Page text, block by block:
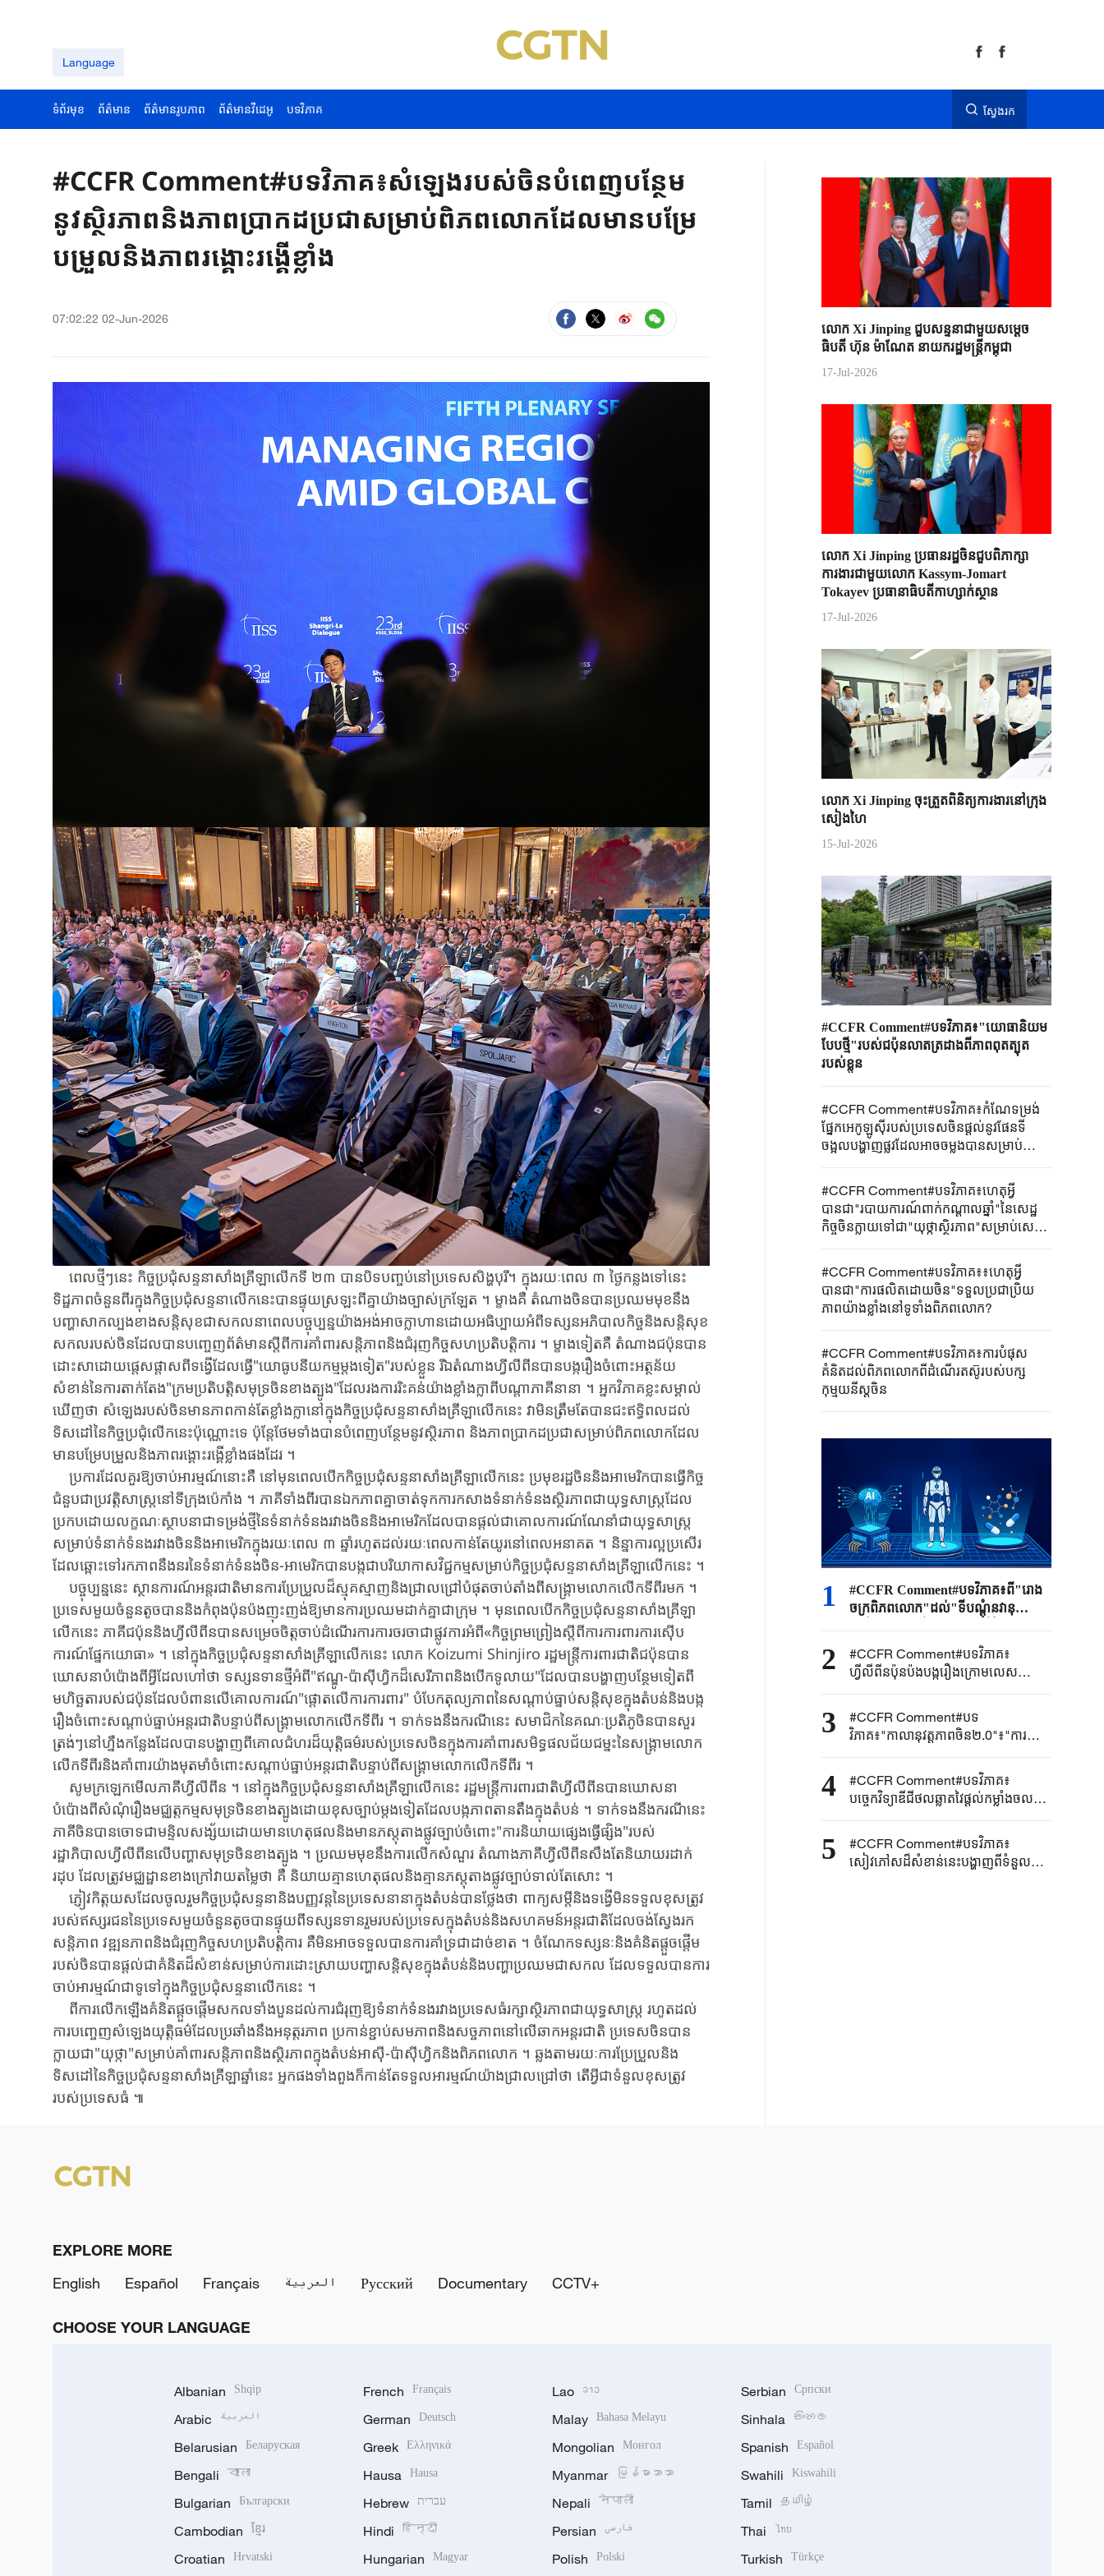
Language
ទំព័រមុខ ព័ត៌មាន ព័ត៌មានរូបភាព ព័ត៌មានវីដេអូ បទវិភាគ ស្វែងរក
#CCFR Comment#បទវិភាគ៖សំឡេងរបស់ចិនបំពេញបន្ថែម
នូវស្ថិរភាពនិងភាពប្រាកដប្រជាសម្រាប់ពិភពលោកដែលមានបម្រែ
បម្រួលនិងភាពរង្គោះរង្គើខ្លាំង
07:02:22 02-Jun-2026
ពេលថ្មីៗនេះ ​កិច្ចប្រជុំសន្ទនាសាំងគ្រីឡាលើកទី ​២៣ ​បាន​បិទបញ្ចប់​នៅប្រទេស​សិង្ហ​បុរី​។ ​ក្នុង​រយៈ​ពេល ​៣ ​ថ្ងៃកន្លងទៅនេះ ​
ទិដ្ឋភាព​ចំនួនពីរ​ក្នុង​កិច្ច​ប្រជុំ​សន្ទនា​លើក​នេះ​បាន​ផ្ទុយ​ស្រឡះ​ពីគ្នា​យ៉ាង​ច្បាស់​ក្រឡែត ​។ ​ម្ខាងគឺ ​តំណាងចិន​បាន​ប្រឈម​មុខ​នឹង​
បញ្ហាសាកល្បង​ខាង​សន្តិសុខ​ជាសកល​នាពេល​បច្ចុប្បន្ន​យ៉ាងអង់អាចក្លាហាន​ដោយ​អធិប្បាយ​អំពី​ទស្សន​អភិបាល​កិច្ច​និង​សន្តិសុខ​
សកល​របស់ចិន​ដែល​បាន​បញ្ចេញព័ត៌មានស្តីពី​ការ​គាំពារ​សន្តិ​ភាព​និង​ជំរុញកិច្ចសហប្រតិបត្តិការ ​។ ​ម្ខាងទៀតគឺ ​តំណាងជប៉ុន​បាន​
ដោះសា​ដោយ​ផ្តេស​ផ្តាស​ពី​ទង្វើ​ដែល​ធ្វើ​"យោធូបនីយកម្មម្តងទៀត​"​របស់ខ្លួន ​រី​ឯ​តំណាង​ហ្វីលី​ពីន​បាន​បង្ករឿង​ចំពោះ​អត្ថន័យ​
សំខាន់​នៃ​ការតាក់តែង​"ក្រមប្រតិបត្តិសមុទ្រចិនខាងត្បូង"​ដែល​រង​ការរិះគន់​យ៉ាង​ខ្លាំងក្លា​ពី​បណ្តា​ភាគីនានា ​។ ​អ្នកវិភាគខ្លះសម្គាល់
ឃើញថា ​សំឡេងរបស់​ចិន​មាន​ភាព​កាន់​តែខ្លាំងក្លា​នៅក្នុងកិច្ចប្រជុំ​សន្ទនាសាំងគ្រីឡាលើកនេះ ​វា​មិនត្រឹមតែបាន​ជះ​ឥទ្ធិពល​ដល់​
ទិសដៅ​នៃកិច្ច​ប្រជុំ​លើកនេះ​ប៉ុណ្ណោះទេ ​ប៉ុន្តែថែមទាំង​បាន​បំពេញបន្ថែម​នូវ​ស្ថិរភាព ​និង​ភាពប្រាកដ​ប្រជា​សម្រាប់​ពិភពលោក​ដែល
មានបម្រែបម្រួល​និង​ភាពរង្គោះរង្គើ​ខ្លាំង​ផង​ដែរ​ ​។
ប្រការដែលគួរឱ្យចាប់អារម្មណ៍នោះគឺ ​នៅ​មុនពេល​បើក​កិច្ចប្រជុំ​សន្ទនាសាំងគ្រីឡា​លើក​នេះ ​ប្រមុខរដ្ឋ​ចិន​និងអាមេរិក​បាន​ធ្វើ​កិច្ច
ជំនួបជាប្រវត្តិសាស្រ្តនៅទីក្រុងប៉េកាំង ​។ ​ភាគី​ទាំង​ពីរ​បានឯកភាពគ្នា​ចាត់​ទុក​ការ​​កសាង​ទំនាក់ទំនងស្ថិរភាព​ជាយុទ្ធសាស្ត្រ​ដែល​
ប្រកប​ដោយ​លក្ខណៈស្ថាបនា​ជា​ទម្រង់​ថ្មី​នៃ​ទំនាក់​ទំនង​រវាង​ចិននិង​អាមេរិក​ដែល​បាន​ផ្តល់​ជា​គោលការណ៍​ណែនាំ​ជាយុទ្ធសាស្ត្រ​
សម្រាប់​ទំនាក់​ទំនង​រវាងចិននិងអាមេរិក​ក្នុងរយៈ​ពេល ​៣ ​ឆ្នាំ​រហូតដល់​រយៈពេល​កាន់តែ​យូរនៅ​ពេល​អនាគត ​។ ​និន្នាការល្អប្រសើរ​
ដែល​ឆ្ពោះ​ទៅ​រក​ភាពនឹងនរ​នៃ​ទំនាក់ទំនងចិន-អាមេរិក​បាន​បង្កជា​​បរិយាកាស​វិជ្ជកម្ម​សម្រាប់​កិច្ចប្រជុំ​សន្ទនា​សាំងគ្រីឡា​លើកនេះ ​។
បច្ចុប្បន្ននេះ ​ស្ថានការណ៍អន្តរជាតិ​មានការប្រែប្រួល​ដ៏ស្មុគស្មាញ​និង​ជ្រាល​ជ្រៅ​បំផុត​ចាប់​តាំង​ពី​សង្គ្រាមលោកលើកទីពីរ​មក ​។ ​
ប្រទេសមួយចំនួន​តូច​បាន​និង​កំពុង​ប៉ុនប៉ង​ញុះ​ញង់​ឱ្យ​មាន​ការប្រឈមដាក់គ្នាជាក្រុម ​។ ​មុនពេល​បើក​កិច្ចប្រជុំ​សន្ទនាសាំងគ្រីឡា​
លើក​នេះ ​ភាគី​ជប៉ុន​និង​ហ្វីលីពីន​បាន​សម្រេចចិត្ត​ចាប់​ដំណើរការ​ការចរចា​ជា​ផ្លូវការ​អំពី«កិច្ចព្រម​ព្រៀង​ស្តីពី​ការ​ការ​ពារ​ការស៊ើប
ការណ៍​ផ្នែកយោធា» ​។ ​នៅក្នុង​កិច្ចប្រជុំ​សន្ទនា​សាំង​គ្រីឡា​លើក​នេះ ​លោក ​Koizumi ​Shinjiro ​រដ្ឋមន្ត្រីការពារជាតិជប៉ុន​បាន
ឃោសនាបំប៉ោង​ពីអ្វីដែល​ហៅ​ថា ​ទស្សន​ទាន​ថ្មី​អំពី​"ឥណ្ឌូ-ប៉ាស៊ីហ្វិកដ៏សេរីភាព​និង​បើកទូលាយ"​ដែល​បាន​បង្ហាញ​បន្ថែម​ទៀត​ពី​
មហិច្ឆតា​របស់​ជប៉ុន​ដែល​បំពាន​លើ​គោលការណ៍"ផ្តោតលើការការពារ" ​បំបែក​តុល្យភាព​នៃ​សណ្តាប់ធ្នាប់សន្តិសុខក្នុងតំបន់​និង​បង្ក
រឿង​ចំពោះ​សណ្តាប់ធ្នាប់​អន្តរ​ជាតិ​បន្ទាប់​ពី​សង្គ្រាមលោកលើកទីពីរ ​។ ​ទាក់ទងនឹង​ករណីនេះ ​សមាជិក​នៃ​គណៈ​ប្រតិភូ​ចិន​បាន​សួរ
ត្រង់​ៗ​នៅហ្នឹង​កន្លែង​ដែល​បាន​បង្ហាញ​ពី​គោល​ជំហរ​ដ៏​យុត្តិធម៌​របស់​ប្រទេស​ចិន​ក្នុងការ​គាំពារសមិទ្ធផលជ័យជម្នះ​នៃសង្គ្រាមលោក
លើក​ទី​ពីរ​និង​គាំពារ​យ៉ាង​មុតមាំ​ចំពោះ​សណ្តាប់ធ្នាប់​អន្តរជាតិ​បន្ទាប់​ពី​សង្គ្រាមលោកលើកទីពីរ ​។
សូមក្រឡេកមើល​ភាគីហ្វីលីពីន ​។ ​នៅក្នុងកិច្ចប្រជុំ​សន្ទនាសាំងគ្រីឡាលើកនេះ ​រដ្ឋមន្ត្រី​ការ​ពារ​ជាតិ​ហ្វីលី​ពីន​បាន​ឃោសនា
បំប៉ោង​ពី​សំណុំរឿងមជ្ឈត្តកម្មសមុទ្រចិនខាងត្បូង​ដោយ​ខុស​ច្បាប់​ម្តងទៀត​ដែល​បង្កភាពតានតឹងក្នុងតំបន់ ​។ ​ទាក់ទងនឹង​ករណីនេះ ​
ភាគីចិន​បាន​ចោទ​ជា​មន្ទិលសង្ស័យ​ដោយ​មាន​ហេតុ​ផល​និង​មានភស្តុតាងផ្លូវច្បាប់​ចំពោះ​"ការ​និយាយ​ផ្សេង​ធ្វើ​ផ្សិង"​របស់​
រដ្ឋាភិបាល​ហ្វីលីពីន​លើ​បញ្ហាសមុទ្រចិនខាងត្បូង ​។ ​ប្រឈម​មុខ​នឹង​ការ​លើក​សំណួរ ​តំណាង​ភាគីហ្វីលីពីន​សឹងតែ​និយាយ​រដាក់​
រដុប ​ដែល​ត្រូវ​មជ្ឈ​ដ្ឋាន​ខាង​ក្រៅ​វាយតម្លៃ​ថា ​គឺ ​និយាយ​គ្មាន​​ហេតុ​ផល​និង​គ្មាន​ភស្តុតាង​ផ្លូវ​ច្បាប់​ទាល់តែ​សោះ ​។
ភ្ញៀវកិត្តយសដែលចូលរួមកិច្ចប្រជុំ​សន្ទនា​និងបញ្ញវន្ត​នៃ​ប្រទេសនានា​ក្នុងតំបន់​បាន​ថ្លែង​ថា ​ពាក្យ​សម្តី​និង​ទង្វើ​មិនទទួលខុសត្រូវ​
របស់​ឥស្សរជន​នៃ​ប្រទេស​មួយចំនួនតូច​បាន​ផ្ទុយ​ពី​ទស្សន​ទាន​រួម​របស់ប្រទេសក្នុងតំបន់និងសហគមន៍អន្តរជាតិ​ដែល​ចង់ស្វែងរក
សន្តិភាព ​វឌ្ឍន​ភាព​និង​ជំរុញកិច្ចសហប្រតិបតិ្តការ ​គឺមិនអាចទទួលបានការគាំទ្រ​ជាដាច់ខាត ​។ ​ចំណែក​ទស្សនៈ​និង​គំនិតផ្តួចផ្តើម​
របស់​ចិន​បាន​ផ្តល់ជាគំនិតដ៏សំខាន់​សម្រាប់​ការដោះ​ស្រាយ​បញ្ហា​សន្តិសុខ​ក្នុងតំបន់​និង​បញ្ហាប្រឈម​ជាសកល ​ដែល​ទទួលបានការ
ចាប់​អារម្មណ៍​ជា​ទូទៅ​ក្នុងកិច្ច​ប្រជុំ​សន្ទនា​លើកនេះ ​។
ពីការលើកឡើង​គំនិតផ្តួចផ្តើមសកលទាំងបួន​ដល់​ការ​ជំរុញ​ឱ្យ​ទំនាក់ទំនង​រវាង​ប្រទេស​ធំ​រក្សា​ស្ថិរភាពជាយុទ្ធសាស្ត្រ ​រហូត​ដល់​
ការ​បញ្ចេញ​សំឡេង​យុត្តិធម៌​ដែល​ប្រឆាំងនឹង​អនុត្តរភាព ​ប្រកាន់ខ្ជាប់សមភាពនិងសច្ចភាព​នៅលើ​ឆាកអន្តរជាតិ ​ប្រទេសចិន​បាន
ក្លាយ​ជា​"យុថ្កា"​សម្រាប់​គាំពារ​សន្តិភាព​និង​ស្ថិរភាព​ក្នុងតំបន់អាស៊ី-ប៉ាស៊ីហ្វិក​និង​ពិភពលោក ​។ ​ឆ្លង​តាមរយៈ​ការប្រែប្រួល​និង​
ទិសដៅ​នៃ​កិច្ចប្រជុំ​សន្ទនា​សាំងគ្រីឡា​ឆ្នាំនេះ ​អ្នកផង​ទាំង​ពួង​ក៏​កាន់​តែ​ទទួលអារម្មណ៍​យ៉ាងជ្រាលជ្រៅ​ថា ​តើអ្វីជាទំនួលខុសត្រូវ
របស់ប្រទេសធំ ​៕​
លោក Xi Jinping ជួបសន្ទនាជាមួយសម្តេច
ធិបតី ហ៊ុន ម៉ាណែត នាយករដ្ឋមន្ត្រីកម្ពុជា
17-Jul-2026
លោក Xi Jinping ប្រធានរដ្ឋចិន​ជួបពិភាក្សា​
ការងារជាមួយ​លោក Kassym-Jomart ​
Tokayev ​ប្រធានាធិបតី​កាហ្សាក់ស្ថាន​
17-Jul-2026
លោក Xi Jinping ចុះត្រួតពិនិត្យការងារនៅក្រុង
សៀងហៃ
15-Jul-2026
#CCFR Comment#បទវិភាគ៖"យោធានិយម
បែបថ្មី"របស់ជប៉ុនលាតត្រដាងពីភាពពុតត្បុត
របស់ខ្លួន
#CCFR Comment#បទវិភាគ៖កំណែទម្រង់
ផ្នែកអេកូឡូស៊ីរបស់ប្រទេសចិនផ្តល់នូវផែនទី
ចង្អុលបង្ហាញផ្លូវដែលអាចចម្លងបានសម្រាប់
ប្រទេសកំពុងអភិវឌ្ឍន៍
#CCFR Comment#បទវិភាគ៖ហេតុអ្វី
បានជា"របាយការណ៍ពាក់កណ្តាលឆ្នាំ"នៃសេដ្ឋ
កិច្ចចិនក្លាយទៅជា"យុថ្កាស្ថិរភាព"សម្រាប់សេដ្ឋ
កិច្ចសកល?
#CCFR Comment#បទវិភាគ៖៖ហេតុអ្វី
បានជា"ការផលិតដោយចិន"ទទួលប្រជាប្រិយ
ភាពយ៉ាងខ្លាំងនៅទូទាំងពិភពលោក?
#CCFR Comment#បទវិភាគ៖ការបំផុស
គំនិតដល់ពិភពលោកពីដំណើរតស៊ូរបស់បក្ស
កុម្មុយនីស្តចិន
1
#CCFR Comment#បទវិភាគ៖ពី"រោង
ចក្រពិភពលោក"ដល់"ទីបណ្តុំនវានុ
ចំនួនបី"បង្កើតជាថ្មីឡើងវិញនូវមូលដ្ឋានគ្រឹះ
នៃពាណិជ្ជកម្មអន្តរជាតិរបស់ប្រទេសចិន
តាមរបៀបណា
2
#CCFR Comment#បទវិភាគ៖
ហ្វីលីពីនប៉ុនប៉ងបង្ករឿងក្រោមលេស
សមុទ្រចិនខាងត្បូង ពិតជាអសាឥតការជាក់
3
#CCFR Comment#បទ
វិភាគ៖"កាលានុវត្តភាពចិន២.0"៖"ការច្នៃ
ប្រឌិតថ្មីក្នុងទ្រង់ទ្រាយធំ"ផ្តល់ជាចម្លើយថា
ចិនកំពុងចែករំលែកកម្លាំងចលករនៃការច្នៃ
ប្រឌិតថ្មីជាមួយពិភពលោក
4
#CCFR Comment#បទវិភាគ៖
បច្ចេកវិទ្យាឌីជីថលឆ្លាតវៃផ្តល់កម្លាំងចលករ
ដល់ខ្សែសង្វាក់ផ្គត់ផ្គង់ដើម្បីប្រមូលផ្តុំកម្លាំង
តភ្ជាប់ជាមួយពិភពលោកដែលកាន់តែធំ
ទូលាយ
5
#CCFR Comment#បទវិភាគ៖
សៀវភៅសដ៏សំខាន់នេះបង្ហាញពីទំនួលខុស
EXPLORE MORE
English
Español Français العربية Русский Documentary CCTV+
CHOOSE YOUR LANGUAGE
Albanian Shqip
Arabic العربية
Belarusian Беларуская
Bengali বাংলা
Bulgarian Български
Cambodian ខ្មែរ
Croatian Hrvatski
French Français
German Deutsch
Greek Ελληνικά
Hausa Hausa
Hebrew עברית
Hindi हिन्दी
Hungarian Magyar
Lao ລາວ
Malay Bahasa Melayu
Mongolian Монгол
Myanmar မြန်မာဘာသာ
Nepali नेपाली
Persian فارسی
Polish Polski
Serbian Српски
Sinhala සිංහල
Spanish Español
Swahili Kiswahili
Tamil தமிழ்
Thai ไทย
Turkish Türkçe